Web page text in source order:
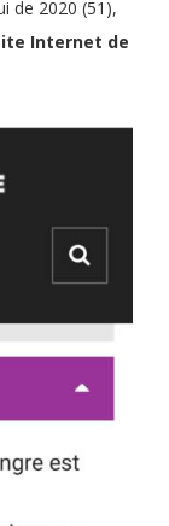
de 2020 (51),
Internet de